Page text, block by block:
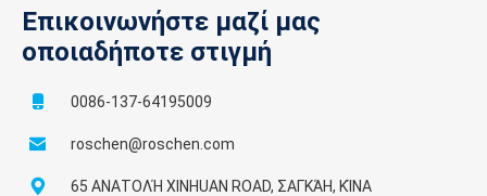
Επικοινωνήστε μαζί μας
οποιαδήποτε στιγμή
0086-137-64195009
roschen@roschen.com
65 ΑΝΑΤΟΛΉ XINHUAN ROAD, ΣΑΓΚΆΗ, ΚΊΝΑ